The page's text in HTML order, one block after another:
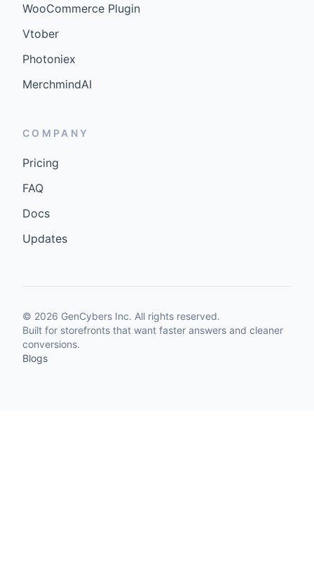
WooCommerce Plugin
Vtober
Photoniex
MerchmindAI
COMPANY
Pricing
FAQ
Docs
Updates
© 2026 GenCybers Inc. All rights reserved.
Built for storefronts that want faster answers and cleaner
conversions.
Blogs